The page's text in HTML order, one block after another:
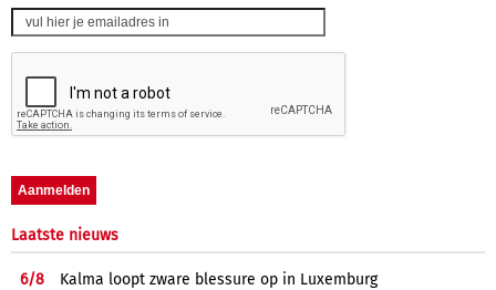
Laatste nieuws
6/8
Kalma loopt zware blessure op in Luxemburg